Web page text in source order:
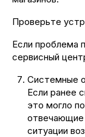
Проверьте
Если проблема
сервисный
Системные
Если ранее
это могло
отвечающие
ситуации